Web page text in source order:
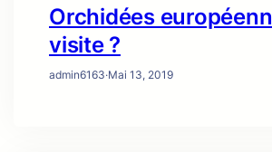
Orchidées
visite ?
admin6163·Mai 13, 2019